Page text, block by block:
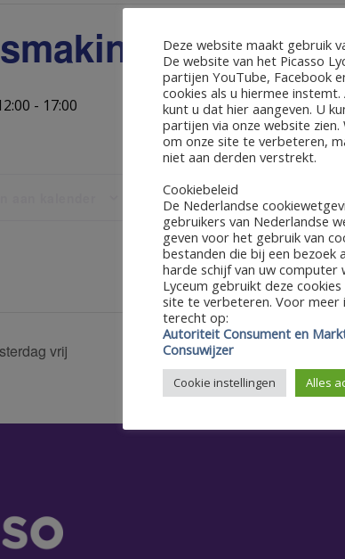
- 17:00
GEGEVENS
Datum:
29 mei 2024
12:00 - 17:00
vrij
Deze website maakt gebruik
De website van het Picasso
partijen YouTube, Facebook
cookies als u hiermee
kunt u dat hier aangeven. U
partijen via onze website
om onze site te verbeteren,
niet aan derden verstrekt.
Cookiebeleid
De Nederlandse
gebruikers van Nederlandse
geven voor het gebruik van
bestanden die bij een bezoek
harde schijf van uw computer
Lyceum gebruikt deze
site te verbeteren. Voor
terecht op:
Autoriteit Consument en
Consuwijzer
Cookie instellingen Alles